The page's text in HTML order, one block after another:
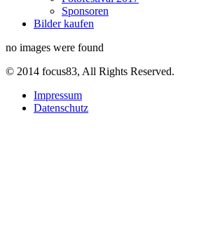
Sponsoren
Bilder kaufen
no images were found
© 2014 focus83, All Rights Reserved.
Impressum
Datenschutz